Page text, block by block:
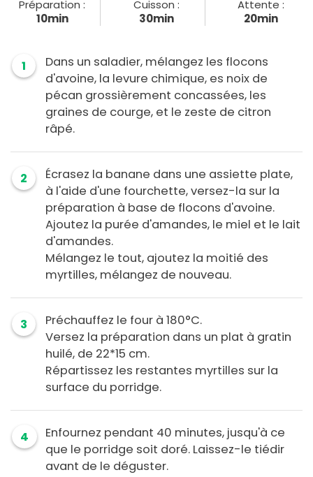
Préparation :
10min
Cuisson :
30min
Attente :
20min
1
Dans un saladier, mélangez les flocons
d'avoine, la levure chimique, es noix de
pécan grossièrement concassées, les
graines de courge, et le zeste de citron
râpé.
2
Écrasez la banane dans une assiette plate,
à l'aide d'une fourchette, versez-la sur la
préparation à base de flocons d'avoine.
Ajoutez la purée d'amandes, le miel et le lait
d'amandes.
Mélangez le tout, ajoutez la moitié des
myrtilles, mélangez de nouveau.
3
Préchauffez le four à 180°C.
Versez la préparation dans un plat à gratin
huilé, de 22*15 cm.
Répartissez les restantes myrtilles sur la
surface du porridge.
4
Enfournez pendant 40 minutes, jusqu'à ce
que le porridge soit doré. Laissez-le tiédir
avant de le déguster.